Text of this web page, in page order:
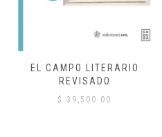
EL CAMPO LITERARIO
REVISADO
$ 39,500.00